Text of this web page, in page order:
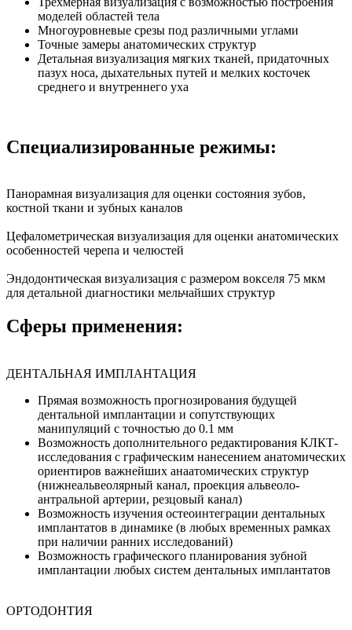
моделей областей тела
Многоуровневые срезы под различными углами
Точные замеры анатомических структур
Детальная визуализация мягких тканей, придаточных
пазух носа, дыхательных путей и мелких косточек
среднего и внутреннего уха
Специализированные режимы:
Панорамная визуализация для оценки состояния зубов,
костной ткани и зубных каналов
Цефалометрическая визуализация для оценки анатомических
особенностей черепа и челюстей
Эндодонтическая визуализация с размером вокселя 75 мкм
для детальной диагностики мельчайших структур
Сферы применения:
ДЕНТАЛЬНАЯ ИМПЛАНТАЦИЯ
Прямая возможность прогнозирования будущей
дентальной имплантации и сопутствующих
манипуляций с точностью до 0.1 мм
Возможность дополнительного редактирования КЛКТ-
исследования с графическим нанесением анатомических
ориентиров важнейших анаатомических структур
(нижнеальвеолярный канал, проекция альвеоло-
антральной артерии, резцовый канал)
Возможность изучения остеоинтеграции дентальных
имплантатов в динамике (в любых временных рамках
при наличии ранних исследований)
Возможность графического планирования зубной
имплантации любых систем дентальных имплантатов
ОРТОДОНТИЯ